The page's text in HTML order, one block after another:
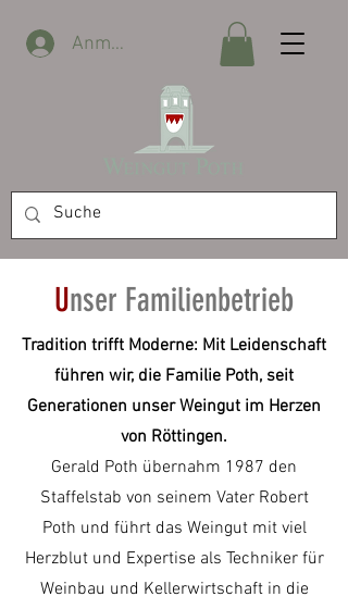
Anmelden
Unser Familienbetrieb
Tradition trifft Moderne: Mit Leidenschaft
führen wir, die Familie Poth, seit
Generationen unser Weingut im Herzen
von Röttingen.
Gerald Poth übernahm 1987 den
Staffelstab von seinem Vater Robert
Poth und führt das Weingut mit viel
Herzblut und Expertise als Techniker für
Weinbau und Kellerwirtschaft in die